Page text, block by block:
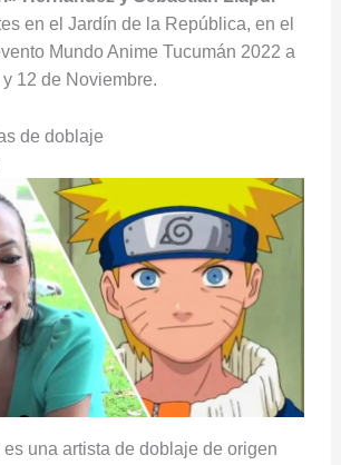
en el Jardín de la República, en el
Mundo Anime Tucumán 2022 a
12 de Noviembre.
de doblaje
es una artista de doblaje de origen